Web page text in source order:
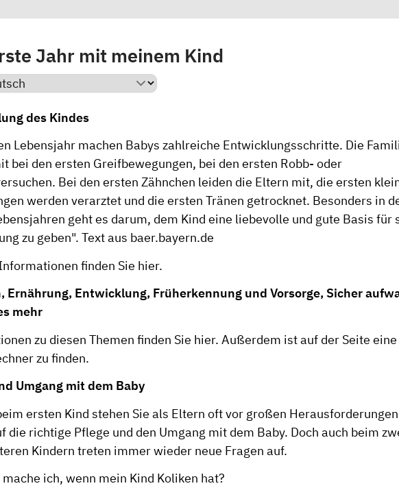
Jahr mit meinem Kind
des Kindes
Lebensjahr machen Babys zahlreiche Entwicklungsschritte. Die
bei den ersten Greifbewegungen, bei den ersten Robb- oder
Bei den ersten Zähnchen leiden die Eltern mit, die ersten
werden verarztet und die ersten Tränen getrocknet. Besonders in
geht es darum, dem Kind eine liebevolle und gute Basis für
zu geben". Text aus baer.bayern.de
finden Sie hier.
Ernährung, Entwicklung, Früherkennung und Vorsorge, Sicher
mehr
zu diesen Themen finden Sie hier. Außerdem ist auf der Seite eine
zu finden.
Umgang mit dem Baby
ersten Kind stehen Sie als Eltern oft vor großen
die richtige Pflege und den Umgang mit dem Baby. Doch auch beim
Kindern treten immer wieder neue Fragen auf.
mache ich, wenn mein Kind Koliken hat?